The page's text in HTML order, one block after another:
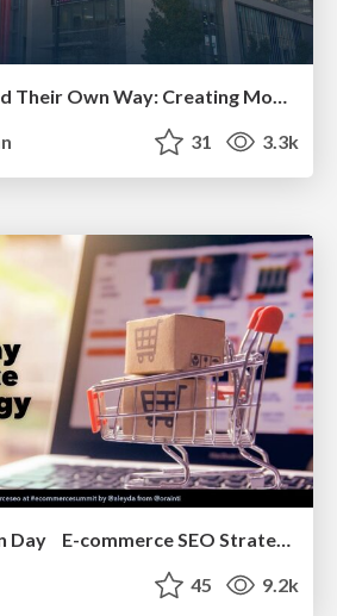
31 3.3k
Building a Modern Day E-commerce SEO Strategy
45 9.2k